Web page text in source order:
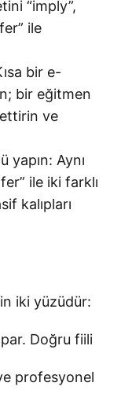
“imply”,
ile
bir e-
bir eğitmen
ve
yapın: Aynı
ile iki farklı
kalıpları
iki yüzüdür:
Doğru fiili
profesyonel